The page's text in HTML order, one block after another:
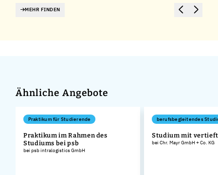
MEHR FINDEN
Ähnliche Angebote
Praktikum für Studierende
Praktikum im Rahmen des
Studiums bei psb
bei psb intralogistics GmbH
berufsbegleitendes
Studium mit
bei Chr. Mayr GmbH + Co. KG